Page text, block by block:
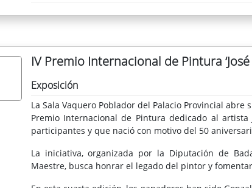
IV Premio Internacional de Pintura ‘José
Exposición
La Sala Vaquero Poblador del Palacio Provincial
Premio Internacional de Pintura dedicado al
participantes y que nació con motivo del 50
La iniciativa, organizada por la Diputación de
Maestre, busca honrar el legado del pintor y